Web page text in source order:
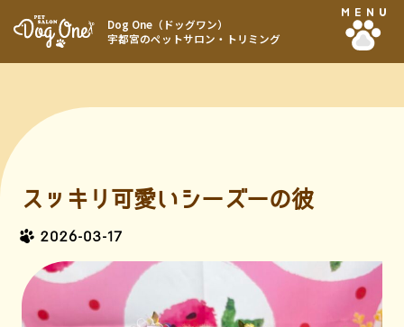
Dog One（ドッグワン）
宇都宮のペットサロン・トリミング
MENU
スッキリ可愛いシーズーの彼
2026-03-17